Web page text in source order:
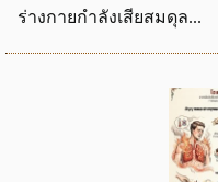
ร่างกายกำลังเสียสมดุล...